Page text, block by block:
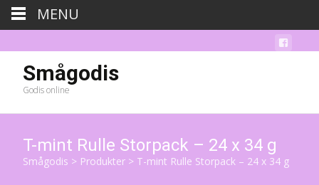
Smågodis
Godis online
T-mint Rulle Storpack – 24 x 34 g
Smågodis > Produkter > T-mint Rulle Storpack – 24 x 34 g
MENU